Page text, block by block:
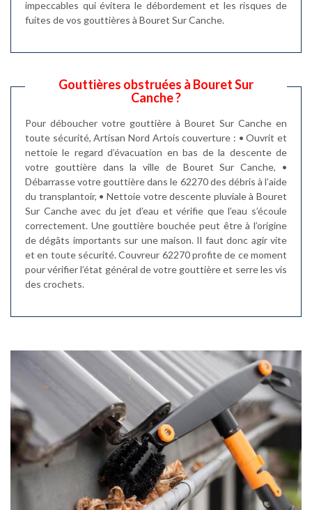
impeccables qui évitera le débordement et les risques de
fuites de vos gouttières à Bouret Sur Canche.
Gouttières obstruées à Bouret Sur
Canche ?
Pour déboucher votre gouttière à Bouret Sur Canche en
toute sécurité, Artisan Nord Artois couverture : • Ouvrit et
nettoie le regard d’évacuation en bas de la descente de
votre gouttière dans la ville de Bouret Sur Canche, •
Débarrasse votre gouttière dans le 62270 des débris à l’aide
du transplantoir, • Nettoie votre descente pluviale à Bouret
Sur Canche avec du jet d’eau et vérifie que l’eau s’écoule
correctement. Une gouttière bouchée peut être à l’origine
de dégâts importants sur une maison. Il faut donc agir vite
et en toute sécurité. Couvreur 62270 profite de ce moment
pour vérifier l’état général de votre gouttière et serre les vis
des crochets.